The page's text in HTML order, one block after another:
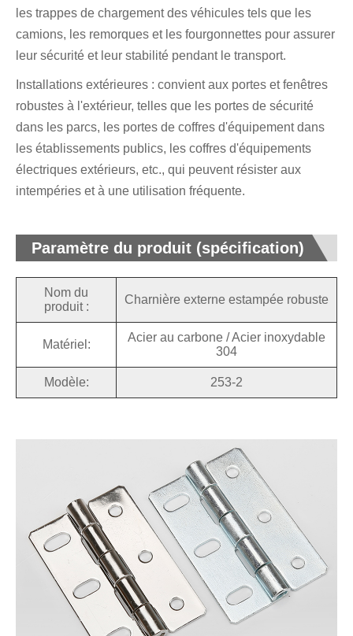
les trappes de chargement des véhicules tels que les
camions, les remorques et les fourgonnettes pour assurer
leur sécurité et leur stabilité pendant le transport.
Installations extérieures : convient aux portes et fenêtres
robustes à l'extérieur, telles que les portes de sécurité
dans les parcs, les portes de coffres d'équipement dans
les établissements publics, les coffres d'équipements
électriques extérieurs, etc., qui peuvent résister aux
intempéries et à une utilisation fréquente.
Paramètre du produit (spécification)
Nom du
produit :
Charnière externe estampée robuste
Matériel:
Acier au carbone / Acier inoxydable
304
Modèle: 253-2